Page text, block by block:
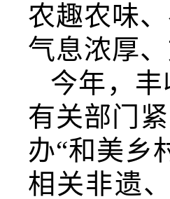
农趣农味
气息浓厚
今年，
有关部门
办“和美乡
相关非遗